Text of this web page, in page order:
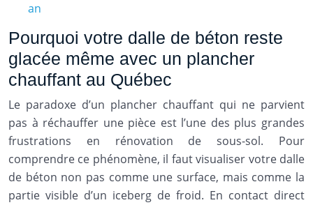
an
Pourquoi votre dalle de béton reste
glacée même avec un plancher
chauffant au Québec
Le paradoxe d’un plancher chauffant qui ne parvient
pas à réchauffer une pièce est l’une des plus grandes
frustrations en rénovation de sous-sol. Pour
comprendre ce phénomène, il faut visualiser votre dalle
de béton non pas comme une surface, mais comme la
partie visible d’un iceberg de froid. En contact direct